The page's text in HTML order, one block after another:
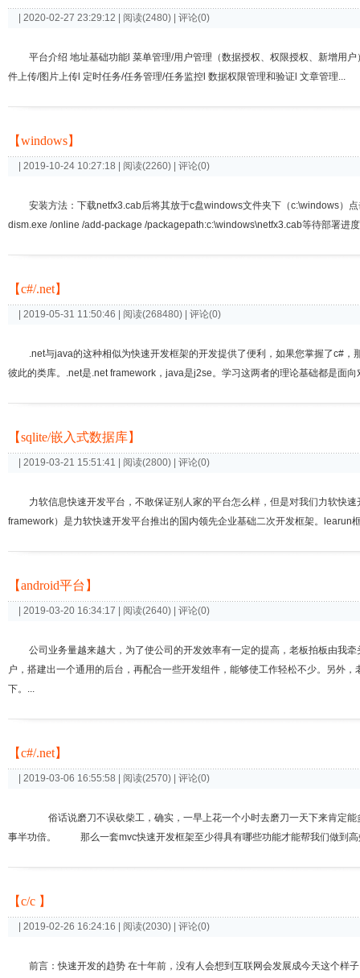
| 2020-02-27 23:29:12 | 阅读(2480) | 评论(0)
平台介绍 地址基础功能l 菜单管理/用户管理（数据授权、权限授权、新增用
件上传/图片上传l 定时任务/任务管理/任务监控l 数据权限管理和验证l 文章管理...
【windows】
| 2019-10-24 10:27:18 | 阅读(2260) | 评论(0)
安装方法：下载netfx3.cab后将其放于c盘windows文件夹下（c:\windows）
dism.exe /online /add-package /packagepath:c:\windows\netfx3.cab等待部署进
【c#/.net】
| 2019-05-31 11:50:46 | 阅读(268480) | 评论(0)
.net与java的这种相似为快速开发框架的开发提供了便利，如果您掌握了c#
彼此的类库。.net是.net framework，java是j2se。学习这两者的理论基础都是面
【sqlite/嵌入式数据库】
| 2019-03-21 15:51:41 | 阅读(2800) | 评论(0)
力软信息快速开发平台，不敢保证别人家的平台怎么样，但是对我们力软快
framework）是力软快速开发平台推出的国内领先企业基础二次开发框架。learun
【android平台】
| 2019-03-20 16:34:17 | 阅读(2640) | 评论(0)
公司业务量越来越大，为了使公司的开发效率有一定的提高，老板拍板由我
户，搭建出一个通用的后台，再配合一些开发组件，能够使工作轻松不少。另外
下。...
【c#/.net】
| 2019-03-06 16:55:58 | 阅读(2570) | 评论(0)
俗话说磨刀不误砍柴工，确实，一早上花一个小时去磨刀一天下来肯定能
事半功倍。 那么一套mvc快速开发框架至少得具有哪些功能才能帮我们做到高
【c/c 】
| 2019-02-26 16:24:16 | 阅读(2030) | 评论(0)
前言：快速开发的趋势 在十年前，没有人会想到互联网会发展成今天这个样